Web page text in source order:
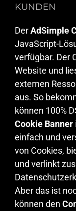
KUNDEN
DerAdSimple
JavaScript-
verfügbar. Der
Website und
externen
aus. So
können 100%
Cookie Banner
einfach und
von Cookies,
und verlinkt
Aber das ist
können den